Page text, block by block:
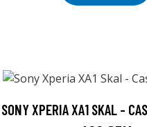
SONY XPERIA XA1 SKAL -